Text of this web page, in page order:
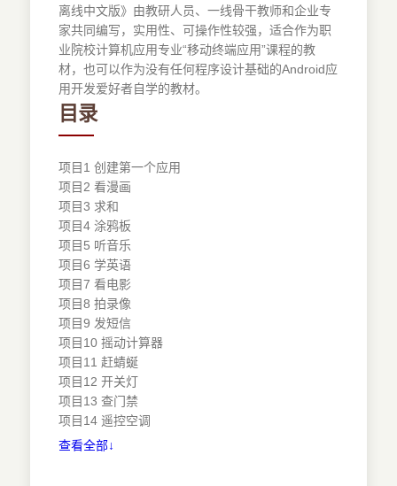
离线中文版》由教研人员、一线骨干教师和企业专
家共同编写，实用性、可操作性较强，适合作为职
业院校计算机应用专业“移动终端应用”课程的教
材，也可以作为没有任何程序设计基础的Android应
用开发爱好者自学的教材。
目录
项目1 创建第一个应用
项目2 看漫画
项目3 求和
项目4 涂鸦板
项目5 听音乐
项目6 学英语
项目7 看电影
项目8 拍录像
项目9 发短信
项目10 摇动计算器
项目11 赶蜻蜒
项目12 开关灯
项目13 查门禁
项目14 遥控空调
查看全部↓